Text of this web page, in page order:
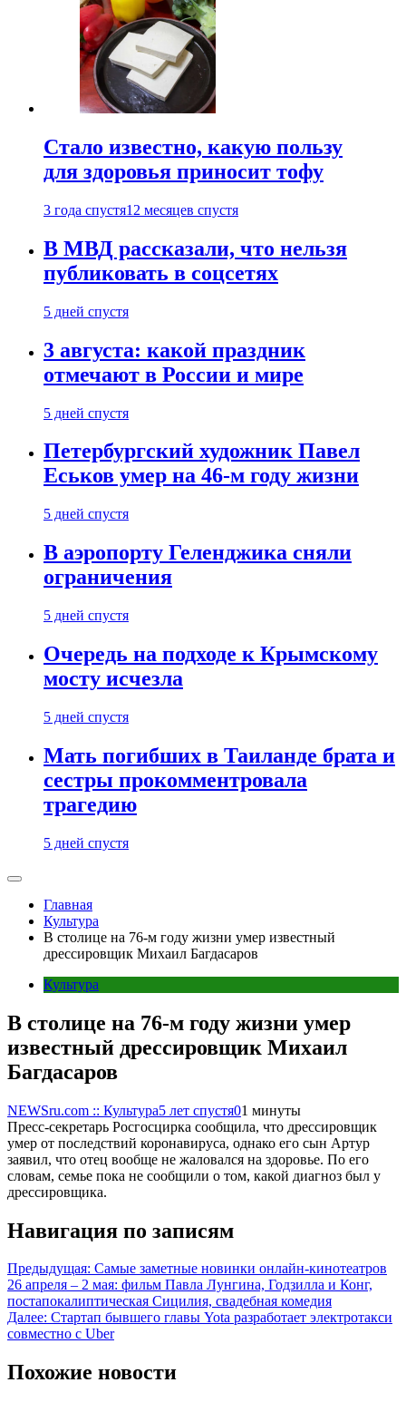
Стало известно, какую пользу
для здоровья приносит тофу
3 года спустя12 месяцев спустя
В МВД рассказали, что нельзя
публиковать в соцсетях
5 дней спустя
3 августа: какой праздник
отмечают в России и мире
5 дней спустя
Петербургский художник Павел
Еськов умер на 46-м году жизни
5 дней спустя
В аэропорту Геленджика сняли
ограничения
5 дней спустя
Очередь на подходе к Крымскому
мосту исчезла
5 дней спустя
Мать погибших в Таиланде брата и
сестры прокомментровала
трагедию
5 дней спустя
Главная
Культура
В столице на 76-м году жизни умер известный
дрессировщик Михаил Багдасаров
Культура
В столице на 76-м году жизни умер
известный дрессировщик Михаил
Багдасаров
NEWSru.com :: Культура5 лет спустя01 минуты
Пресс-секретарь Росгосцирка сообщила, что дрессировщик
умер от последствий коронавируса, однако его сын Артур
заявил, что отец вообще не жаловался на здоровье. По его
словам, семье пока не сообщили о том, какой диагноз был у
дрессировщика.
Навигация по записям
Предыдущая: Самые заметные новинки онлайн-кинотеатров
26 апреля – 2 мая: фильм Павла Лунгина, Годзилла и Конг,
постапокалиптическая Сицилия, свадебная комедия
Далее: Стартап бывшего главы Yota разработает электротакси
совместно с Uber
Похожие новости